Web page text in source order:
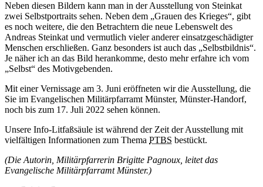
Neben diesen Bildern kann man in der Ausstellung von Steinkat
zwei Selbstportraits sehen. Neben dem „Grauen des Krieges“, gibt
es noch weitere, die den Betrachtern die neue Lebenswelt des
Andreas Steinkat und vermutlich vieler anderer einsatzgeschädigter
Menschen erschließen. Ganz besonders ist auch das „Selbstbildnis“.
Je näher ich an das Bild herankomme, desto mehr erfahre ich vom
„Selbst“ des Motivgebenden.
Mit einer Vernissage am 3. Juni eröffneten wir die Ausstellung, die
Sie im Evangelischen Militärpfarramt Münster, Münster-Handorf,
noch bis zum 17. Juli 2022 sehen können.
Unsere Info-Litfaßsäule ist während der Zeit der Ausstellung mit
vielfältigen Informationen zum Thema PTBS bestückt.
(Die Autorin, Militärpfarrerin Brigitte Pagnoux, leitet das
Evangelische Militärpfarramt Münster.)